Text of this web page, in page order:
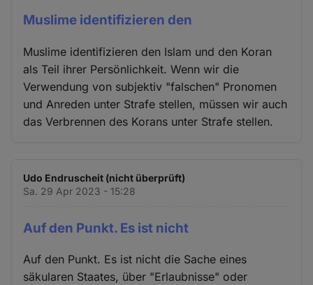
Muslime identifizieren den
Muslime identifizieren den Islam und den Koran
als Teil ihrer Persönlichkeit. Wenn wir die
Verwendung von subjektiv "falschen" Pronomen
und Anreden unter Strafe stellen, müssen wir auch
das Verbrennen des Korans unter Strafe stellen.
Udo Endruscheit (nicht überprüft)
Sa. 29 Apr 2023 - 15:28
Auf den Punkt. Es ist nicht
Auf den Punkt. Es ist nicht die Sache eines
säkularen Staates, über "Erlaubnisse" oder